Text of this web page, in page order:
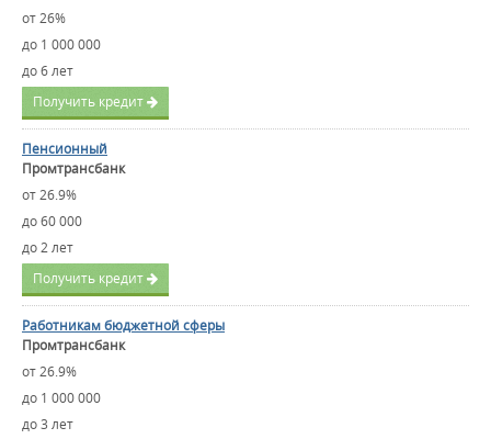
от 26%
до 1 000 000
до 6 лет
Получить кредит
Пенсионный
Промтрансбанк
от 26.9%
до 60 000
до 2 лет
Получить кредит
Работникам бюджетной сферы
Промтрансбанк
от 26.9%
до 1 000 000
до 3 лет